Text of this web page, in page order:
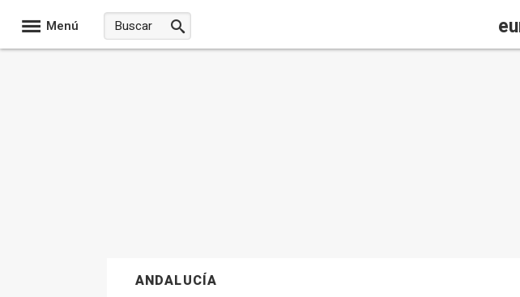
Menú
ANDALUCÍA